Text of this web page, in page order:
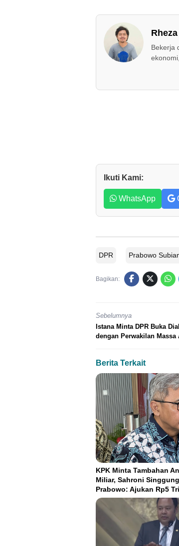
Bekerja
Ikuti Kami:
WhatsApp
DPR Prabowo
Bagikan:
Sebelumnya
Istana Minta DPR Buka
dengan Perwakilan Massa
Berita Terkait
KPK Minta Tambahan
Miliar, Sahroni
Prabowo: Ajukan Rp5